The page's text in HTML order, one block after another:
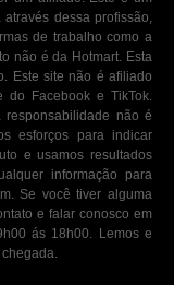
dessa profissão,
de trabalho como a
não é da Hotmart. Esta
Este site não é afiliado
do Facebook e TikTok.
não é
esforços para indicar
e usamos resultados
informação para
Se você tiver alguma
e falar conosco em
ás 18h00. Lemos e